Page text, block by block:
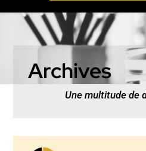
Archives
Une multitude de